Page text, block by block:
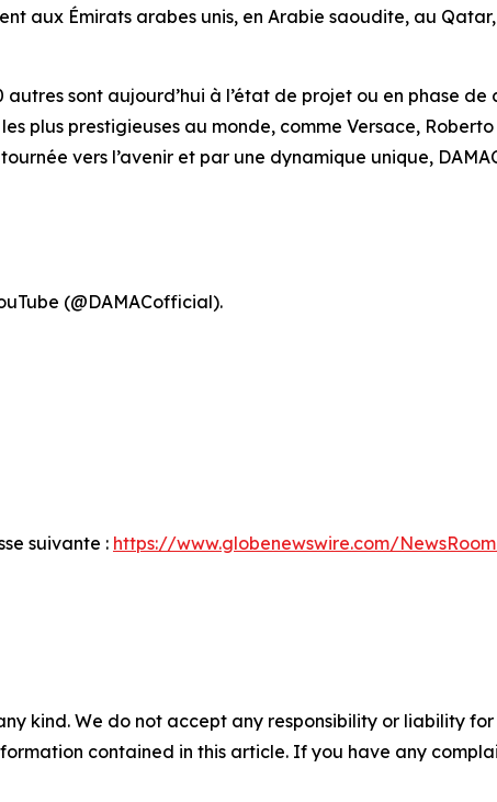
aux Émirats arabes unis, en Arabie saoudite, au
sont aujourd’hui à l’état de projet ou en phase de
plus prestigieuses au monde, comme Versace,
vers l’avenir et par une dynamique unique,
(@DAMACofficial).
suivante : https://www.globenewswire.com/
kind. We do not accept any responsibility or liability
contained in this article. If you have any